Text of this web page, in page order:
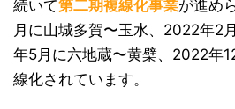
続いて第二期複線化事業が進め
月に山城多賀〜玉水、2022年2
年5月に六地蔵〜黄檗、2022年
線化されています。